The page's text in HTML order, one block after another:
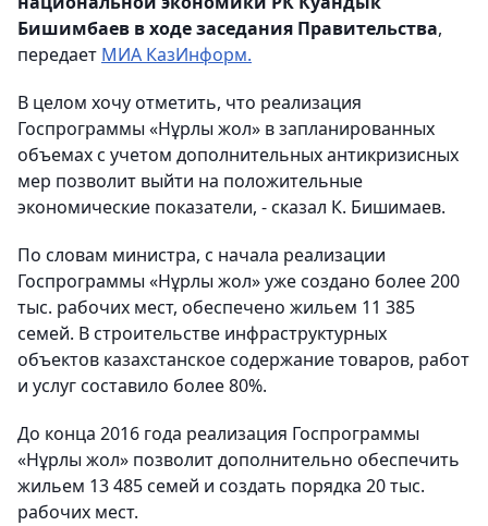
Бишимбаев в ходе заседания Правительства,
передает МИА КазИнформ.
В целом хочу отметить, что реализация
Госпрограммы «Нұрлы жол» в запланированных
объемах с учетом дополнительных антикризисных
мер позволит выйти на положительные
экономические показатели, - сказал К. Бишимаев.
По словам министра, с начала реализации
Госпрограммы «Нұрлы жол» уже создано более 200
тыс. рабочих мест, обеспечено жильем 11 385
семей. В строительстве инфраструктурных
объектов казахстанское содержание товаров, работ
и услуг составило более 80%.
До конца 2016 года реализация Госпрограммы
«Нұрлы жол» позволит дополнительно обеспечить
жильем 13 485 семей и создать порядка 20 тыс.
рабочих мест.